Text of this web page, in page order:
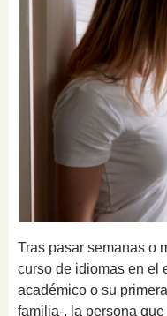
Tras pasar semanas o
curso de idiomas en el
académico o su
familia-, la persona